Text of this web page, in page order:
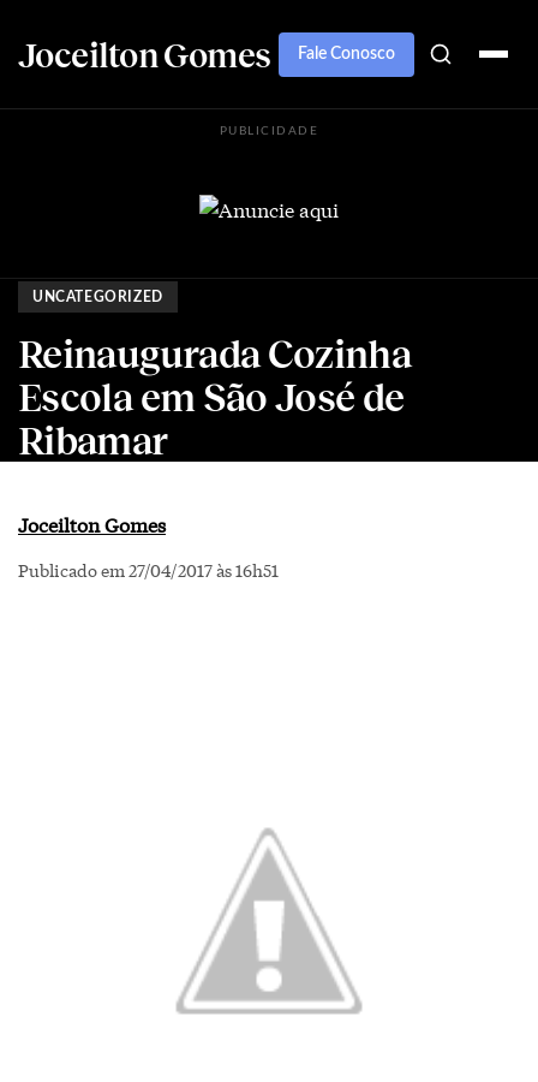
Joceilton Gomes Fale Conosco
PUBLICIDADE
UNCATEGORIZED
Reinaugurada Cozinha
Escola em São José de
Ribamar
Joceilton Gomes
Publicado em 27/04/2017 às 16h51